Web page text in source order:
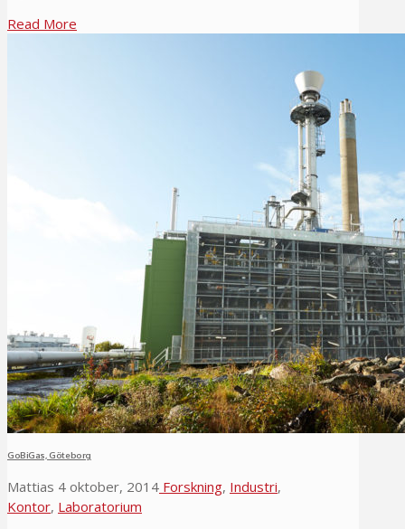
Read More
GoBiGas, Göteborg
Mattias 4 oktober, 2014 Forskning, Industri,
Kontor, Laboratorium